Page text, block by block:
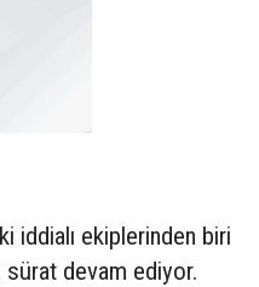
iddialı ekiplerinden biri
sürat devam ediyor.